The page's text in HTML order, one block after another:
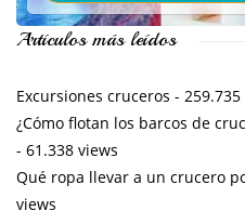
Artículos más leídos
Excursiones cruceros - 259.735
¿Cómo flotan los barcos de
- 61.338 views
Qué ropa llevar a un crucero
views